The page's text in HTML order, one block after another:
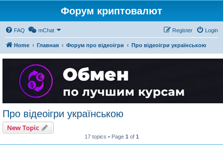
Форум криптовалют
FAQ mChat Login
Register
Home Главная Форум про відеоігри Про відеоігри українською
Про відеоігри українською
New Topic
17 topics • Page 1 of 1